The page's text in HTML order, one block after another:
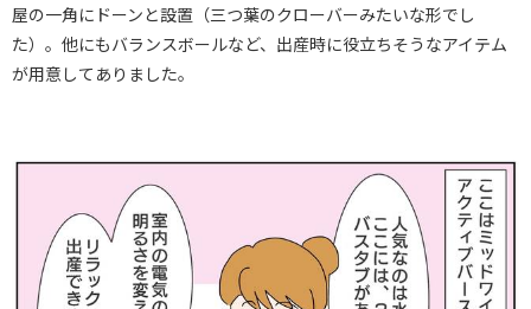
屋の一角にドーンと設置（三つ葉のクローバーみたいな形でし
た）。他にもバランスボールなど、出産時に役立ちそうなアイテム
が用意してありました。